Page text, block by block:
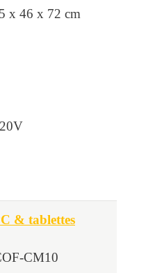
x 46 x 72 cm
& tablettes
CM10